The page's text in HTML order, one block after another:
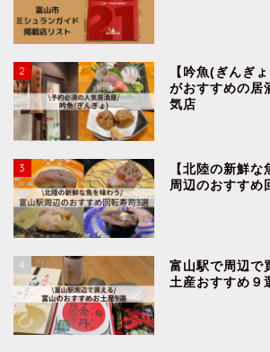
2
【吟魚(ぎんぎ
がおすすめの居
気店
3
【北陸の新鮮
周辺のおすすめ
4
富山駅で周辺で
土産おすすめ９